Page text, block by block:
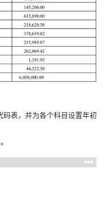
码表，并为各个科目设置年初